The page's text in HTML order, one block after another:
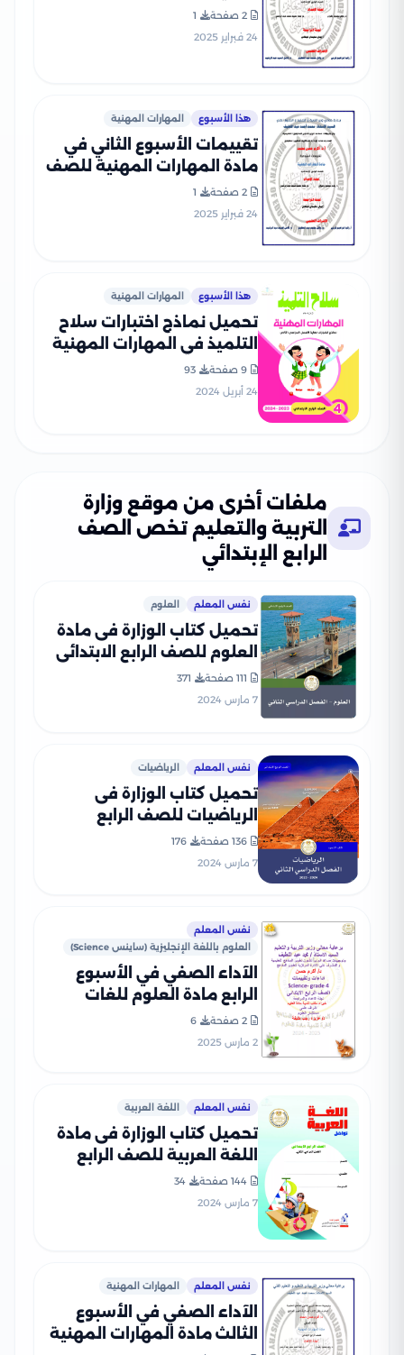
للصف الرابع الإبتدائي الترم
الثاني 2025 بصيغة PDF
2 صفحة
1
24 فبراير 2025
هذا الأسبوع المهارات المهنية
تقييمات الأسبوع الثاني في
مادة المهارات المهنية للصف
الرابع الإبتدائي الترم الثاني
2025 بصيغة PDF
2 صفحة
1
24 فبراير 2025
هذا الأسبوع المهارات المهنية
تحميل نماذج اختبارات سلاح
التلميذ في المهارات المهنية
للصف الرابع الابتدائي مع
إجاباتها النموذجية
9 صفحة
93
24 أبريل 2024
ملفات أخرى من موقع وزارة
التربية والتعليم تخص الصف
الرابع الإبتدائي
نفس المعلم العلوم
تحميل كتاب الوزارة فى مادة
العلوم للصف الرابع الابتدائى
الترم الثانى 2024 بصيغة PDF
111 صفحة
371
7 مارس 2024
نفس المعلم الرياضيات
تحميل كتاب الوزارة فى
الرياضيات للصف الرابع
بصيغة PDF
136 صفحة
176
7 مارس 2024
نفس المعلم
العلوم باللغة الإنجليزية (ساينس Science)
الآداء الصفي في الأسبوع
الرابع مادة العلوم للغات
Science للصف الرابع الإبتدائي
الترم الثاني 2025 بصيغة PDF
2 صفحة
6
2 مارس 2025
نفس المعلم اللغة العربية
تحميل كتاب الوزارة فى مادة
اللغة العربية للصف الرابع
بصيغة PDF
144 صفحة
34
7 مارس 2024
نفس المعلم المهارات المهنية
الآداء الصفي في الأسبوع
الثالث مادة المهارات المهنية